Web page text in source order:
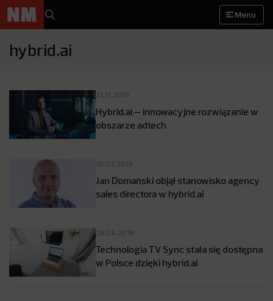
Menu
hybrid.ai
21.11.2019
Hybrid.ai – innowacyjne rozwiązanie w
obszarze adtech
18.03.2019
Jan Domański objął stanowisko agency
sales directora w hybrid.ai
28.06.2018
Technologia TV Sync stała się dostępna
w Polsce dzięki hybrid.ai